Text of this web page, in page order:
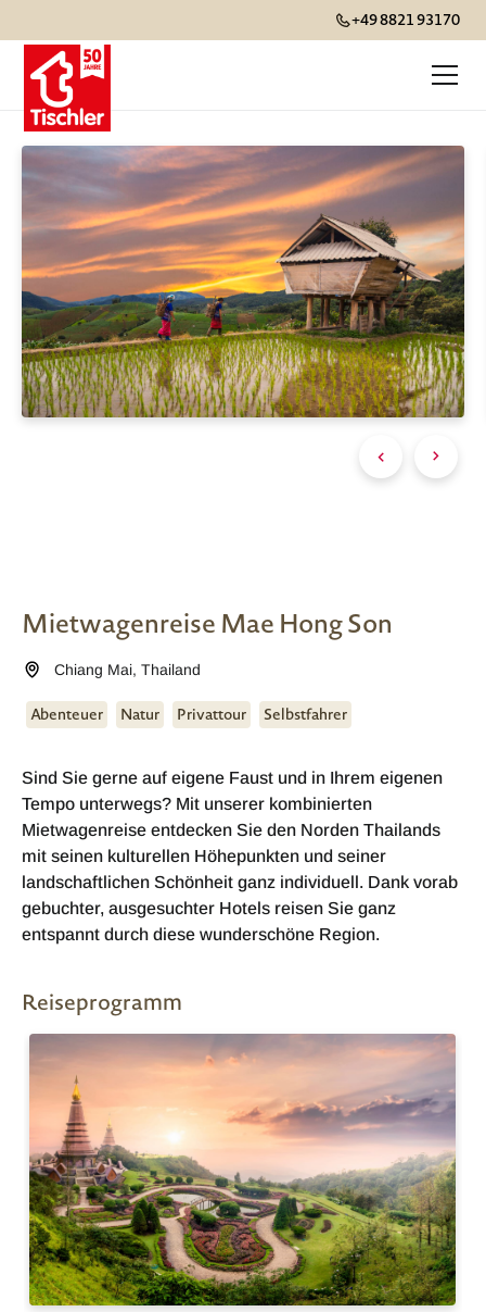
+49 8821 93170
Mietwagenreise Mae Hong Son
Chiang Mai,Thailand
Abenteuer Natur Privattour Selbstfahrer
Sind Sie gerne auf eigene Faust und in Ihrem eigenen
Tempo unterwegs? Mit unserer kombinierten
Mietwagenreise entdecken Sie den Norden Thailands
mit seinen kulturellen Höhepunkten und seiner
landschaftlichen Schönheit ganz individuell. Dank vorab
gebuchter, ausgesuchter Hotels reisen Sie ganz
entspannt durch diese wunderschöne Region.
Reiseprogramm